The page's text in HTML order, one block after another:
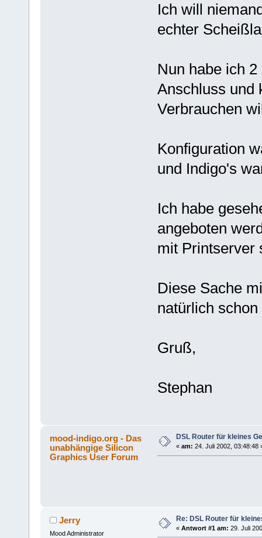
Ich will
echter
Nun habe ich
Anschluss und
Verbrauchen
Konfiguration
und Indigo's
Ich habe
angeboten
mit Printserver
Diese Sache
natürlich
Gruß,
Stephan
mood-indigo.org - Das
unabhängige Silicon
Graphics User Forum
DSL Router für kleines
« am: 24. Juli 2002, 03:48:48
Jerry
Mood Administrator
Re: DSL Router für
« Antwort #1 am: 29. Juli